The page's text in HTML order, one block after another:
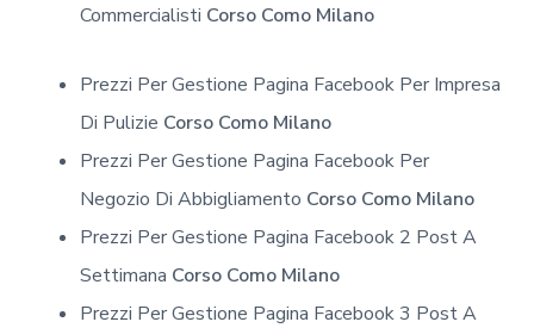
Commercialisti Corso Como Milano
Prezzi Per Gestione Pagina Facebook Per Impresa
Di Pulizie Corso Como Milano
Prezzi Per Gestione Pagina Facebook Per
Negozio Di Abbigliamento Corso Como Milano
Prezzi Per Gestione Pagina Facebook 2 Post A
Settimana Corso Como Milano
Prezzi Per Gestione Pagina Facebook 3 Post A